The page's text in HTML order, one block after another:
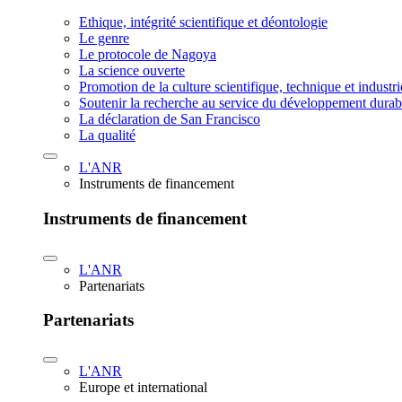
Ethique, intégrité scientifique et déontologie
Le genre
Le protocole de Nagoya
La science ouverte
Promotion de la culture scientifique, technique et
Soutenir la recherche au service du développement
La déclaration de San Francisco
La qualité
L'ANR
Instruments de financement
Instruments de financement
L'ANR
Partenariats
Partenariats
L'ANR
Europe et international